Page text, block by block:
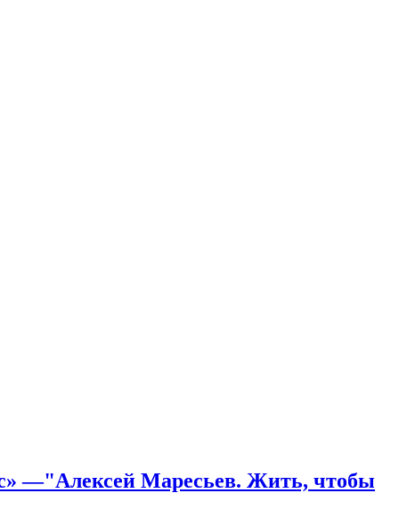
—"Алексей Маресьев. Жить, чтобы